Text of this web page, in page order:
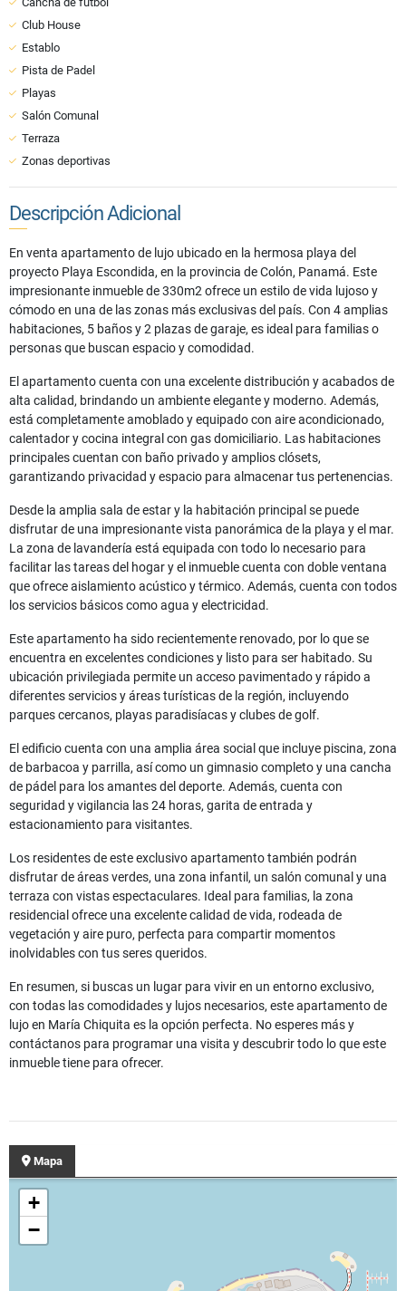
Club House
Establo
Pista de Padel
Playas
Salón Comunal
Terraza
Zonas deportivas
Descripción Adicional
En venta apartamento de lujo ubicado en la hermosa playa del
proyecto Playa Escondida, en la provincia de Colón, Panamá. Este
impresionante inmueble de 330m2 ofrece un estilo de vida lujoso y
cómodo en una de las zonas más exclusivas del país. Con 4 amplias
habitaciones, 5 baños y 2 plazas de garaje, es ideal para familias o
personas que buscan espacio y comodidad.
El apartamento cuenta con una excelente distribución y acabados de
alta calidad, brindando un ambiente elegante y moderno. Además,
está completamente amoblado y equipado con aire acondicionado,
calentador y cocina integral con gas domiciliario. Las habitaciones
principales cuentan con baño privado y amplios clósets,
garantizando privacidad y espacio para almacenar tus pertenencias.
Desde la amplia sala de estar y la habitación principal se puede
disfrutar de una impresionante vista panorámica de la playa y el mar.
La zona de lavandería está equipada con todo lo necesario para
facilitar las tareas del hogar y el inmueble cuenta con doble ventana
que ofrece aislamiento acústico y térmico. Además, cuenta con todos
los servicios básicos como agua y electricidad.
Este apartamento ha sido recientemente renovado, por lo que se
encuentra en excelentes condiciones y listo para ser habitado. Su
ubicación privilegiada permite un acceso pavimentado y rápido a
diferentes servicios y áreas turísticas de la región, incluyendo
parques cercanos, playas paradisíacas y clubes de golf.
El edificio cuenta con una amplia área social que incluye piscina, zona
de barbacoa y parrilla, así como un gimnasio completo y una cancha
de pádel para los amantes del deporte. Además, cuenta con
seguridad y vigilancia las 24 horas, garita de entrada y
estacionamiento para visitantes.
Los residentes de este exclusivo apartamento también podrán
disfrutar de áreas verdes, una zona infantil, un salón comunal y una
terraza con vistas espectaculares. Ideal para familias, la zona
residencial ofrece una excelente calidad de vida, rodeada de
vegetación y aire puro, perfecta para compartir momentos
inolvidables con tus seres queridos.
En resumen, si buscas un lugar para vivir en un entorno exclusivo,
con todas las comodidades y lujos necesarios, este apartamento de
lujo en María Chiquita es la opción perfecta. No esperes más y
contáctanos para programar una visita y descubrir todo lo que este
inmueble tiene para ofrecer.
Mapa
+
−